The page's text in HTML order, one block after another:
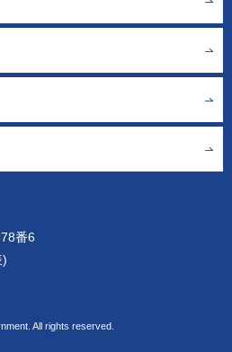
番6
All rights reserved.